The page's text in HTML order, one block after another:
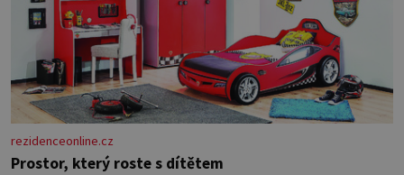
rezidenceonline.cz
Prostor, který roste s dítětem